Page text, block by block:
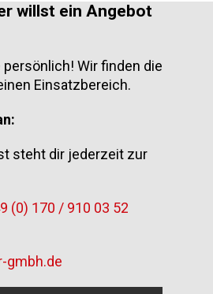
willst ein Angebot
Wir finden die
Einsatzbereich.
steht dir jederzeit zur
(0) 170 / 910 03 52
gmbh.de